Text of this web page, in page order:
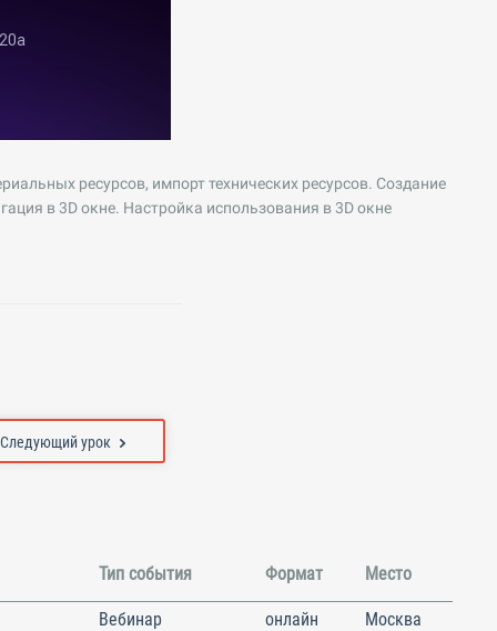
ресурсов, импорт технических ресурсов. Создание
в 3D окне. Настройка использования в 3D окне
Следующий урок
Тип события Формат Место
Вебинар онлайн Москва